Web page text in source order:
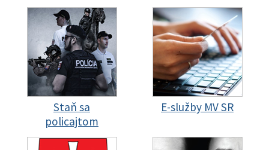
Staň sa
policajtom
E-služby MV SR